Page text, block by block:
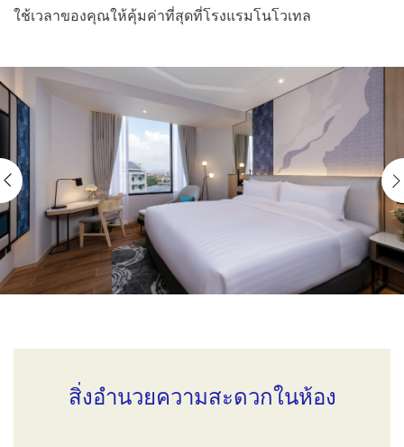
ใช้เวลาของคุณให้คุ้มค่าที่สุดที่โรงแรมโนโวเทล
สิ่งอำนวยความสะดวกในห้อง